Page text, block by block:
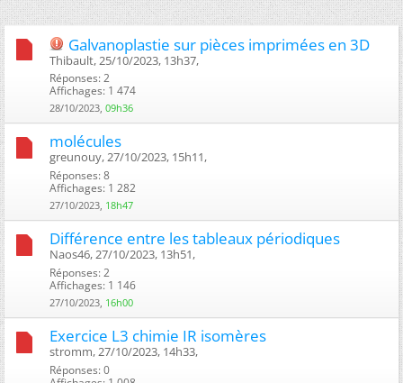
Galvanoplastie sur pièces imprimées en 3D
Thibault, 25/10/2023, 13h37, ‎
Réponses: 2
Affichages: 1 474
28/10/2023, 09h36
molécules
greunouy, 27/10/2023, 15h11, ‎
Réponses: 8
Affichages: 1 282
27/10/2023, 18h47
Différence entre les tableaux périodiques
Naos46, 27/10/2023, 13h51, ‎
Réponses: 2
Affichages: 1 146
27/10/2023, 16h00
Exercice L3 chimie IR isomères
stromm, 27/10/2023, 14h33, ‎
Réponses: 0